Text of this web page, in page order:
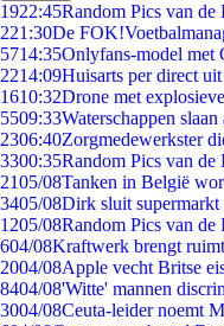
1922:45Random Pics van de
221:30De
5714:35Onlyfans-model met
2214:09Huisarts per direct
1610:32Drone met
5509:33Waterschappen
2306:40Zorgmedewerkster
3300:35Random Pics van de
2105/08Tanken in België
3405/08Dirk sluit supermarkt
1205/08Random Pics van de
604/08Kraftwerk brengt
2004/08Apple vecht Britse
8404/08'Witte' mannen
3004/08Ceuta-leider noemt